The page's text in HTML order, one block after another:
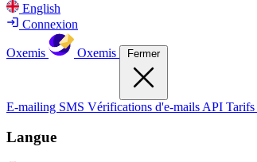
English
Connexion
Oxemis Oxemis Fermer
E-mailing SMS Vérifications d'e-mails API Tarifs
Langue